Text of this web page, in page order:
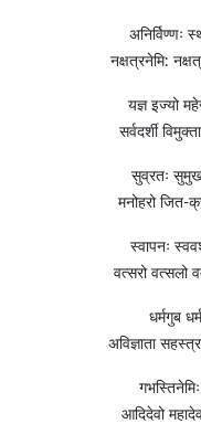
अनिर्विण्णः
नक्षत्रनेमि:
यज्ञ इज्यो
सर्वदर्शी
सुव्रतः
मनोहरो जित-
स्वापनः
वत्सरो वत्सलो
धर्मगुब
अविज्ञाता
आदिदेवो